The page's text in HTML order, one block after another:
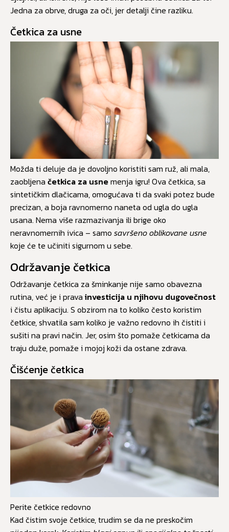
Jedna za obrve, druga za oči, jer detalji čine razliku.
Četkica za usne
Možda ti deluje da je dovoljno koristiti sam ruž, ali mala,
zaobljena četkica za usnemenja igru! Ova četkica, sa
sintetičkim dlačicama, omogućava ti da svaki potez bude
precizan, a boja ravnomerno naneta od ugla do ugla
usana. Nema više razmazivanja ili brige oko
neravnomernih ivica – samo savršeno oblikovane usne
koje će te učiniti sigurnom u sebe.
Održavanje četkica
Održavanje četkica za šminkanje nije samo obavezna
rutina, već je i prava investicija u njihovu dugovečnost
i čistu aplikaciju. S obzirom na to koliko često koristim
četkice, shvatila sam koliko je važno redovno ih čistiti i
sušiti na pravi način. Jer, osim što pomaže četkicama da
traju duže, pomaže i mojoj koži da ostane zdrava.
Čišćenje četkica
Perite četkice redovno
Kad čistim svoje četkice, trudim se da ne preskočim